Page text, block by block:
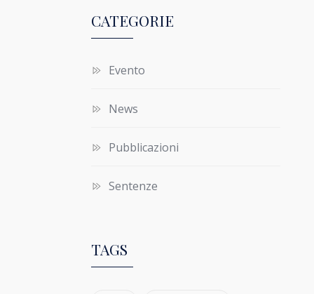
CATEGORIE
Evento
News
Pubblicazioni
Sentenze
TAGS